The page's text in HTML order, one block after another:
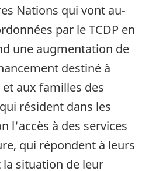
Nations qui vont au-
par le TCDP en
une augmentation de
destiné à
aux familles des
résident dans les
l'accès à des services
qui répondent à leurs
situation de leur